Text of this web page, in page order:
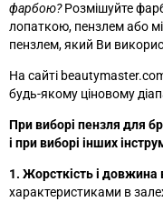
фарбою?Розмішуйте
лопаткою, пензлем або
пензлем, який Ви
На сайті
будь-якому ціновому
При виборі пензля для
і при виборі інших
1. Жорсткість і довжина
характеристиками в